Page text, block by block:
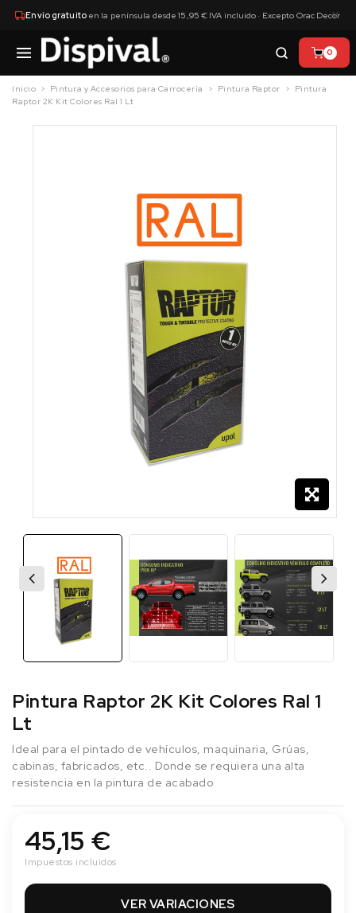
Envío gratuitoen la península desde 15,95 € IVA incluido · Excepto Orac Decor
×
0
Inicio Pintura y Accesorios para Carrocería Pintura Raptor
Pintura
Raptor 2K Kit Colores Ral 1 Lt
Pintura Raptor 2K Kit Colores Ral 1
Lt
Ideal para el pintado de vehículos, maquinaria, Grúas,
cabinas, fabricados, etc.. Donde se requiera una alta
resistencia en la pintura de acabado
45,15 €
Impuestos incluidos
VER VARIACIONES